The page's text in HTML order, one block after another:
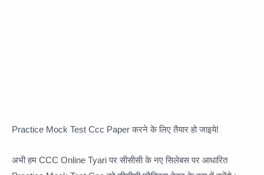
Practice Mock Test Ccc Paper करने के लिए तैयार हो जाइये!
अभी हम CCC Online Tyari पर सीसीसी के नए सिलेबस पर आधारित